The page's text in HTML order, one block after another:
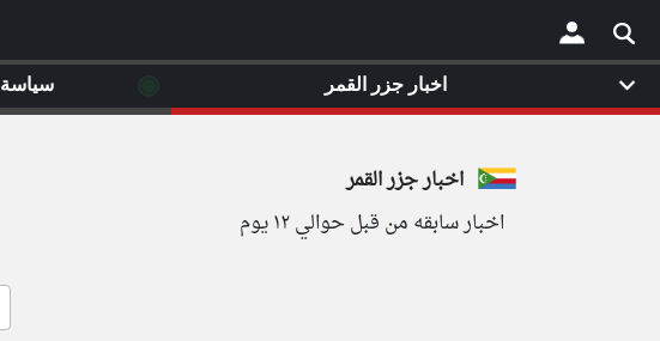
×
اخبار جزر القمر
اخبار سابقه من قبل حوالي ١٢ يوم
اخبار جزر القمر سياسة